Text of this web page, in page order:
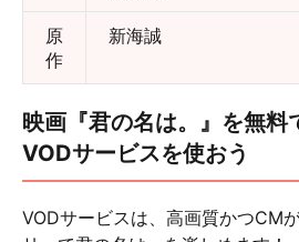
原
作
新海誠
映画『君の名は。』を無料
VODサービスを使おう
VODサービスは、高画質かつCM